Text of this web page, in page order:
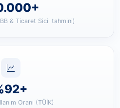
& Ticaret Sicil tahmini)
Oranı (TÜİK)